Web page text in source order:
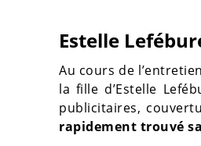
Estelle
Au cours de
la fille d’Estelle
publicitaires,
rapidement trouvé